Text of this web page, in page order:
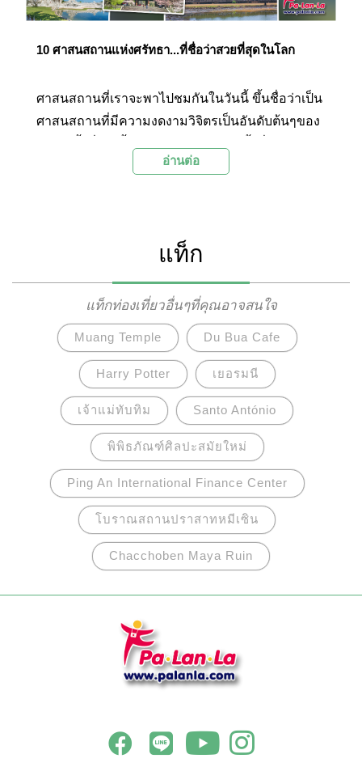
10 ศาสนสถานแห่งศรัทธา...ที่ชื่อว่าสวยที่สุดในโลก
ศาสนสถานที่เราจะพาไปชมกันในวันนี้ ขึ้นชื่อว่าเป็น
ศาสนสถานที่มีความงดงามวิจิตรเป็นอันดับต้นๆของ
การรังสรรค์ของธรรมชาติ ซึ่งล้วนเป็นผลงานที่
และความศรัทธาของผู้คนออกมาได้เป็นอย่างดี จาก
องค์ประกอบทั้งหมดทั้งมวลที่กล่าวมาข้างต้น ถูก
ผสมผสานกันออกมาอย่างมีเสน่ห์และลงตัว จนได้รับ
การขนานนามว่าเป็น ศาสนสถานที่สวยงามที่สุดโลก
และควรค่าแก่การไปเยือนเป็นอย่างยิ่งค่ะ
อ่านต่อ
แท็ก
แท็กท่องเที่ยวอื่นๆที่คุณอาจสนใจ
Muang Temple Du Bua Cafe
Harry Potter เยอรมนี
เจ้าแม่ทับทิม Santo António
พิพิธภัณฑ์ศิลปะสมัยใหม่
Ping An International Finance Center
โบราณสถานปราสาทหมีเซิน
Chacchoben Maya Ruin